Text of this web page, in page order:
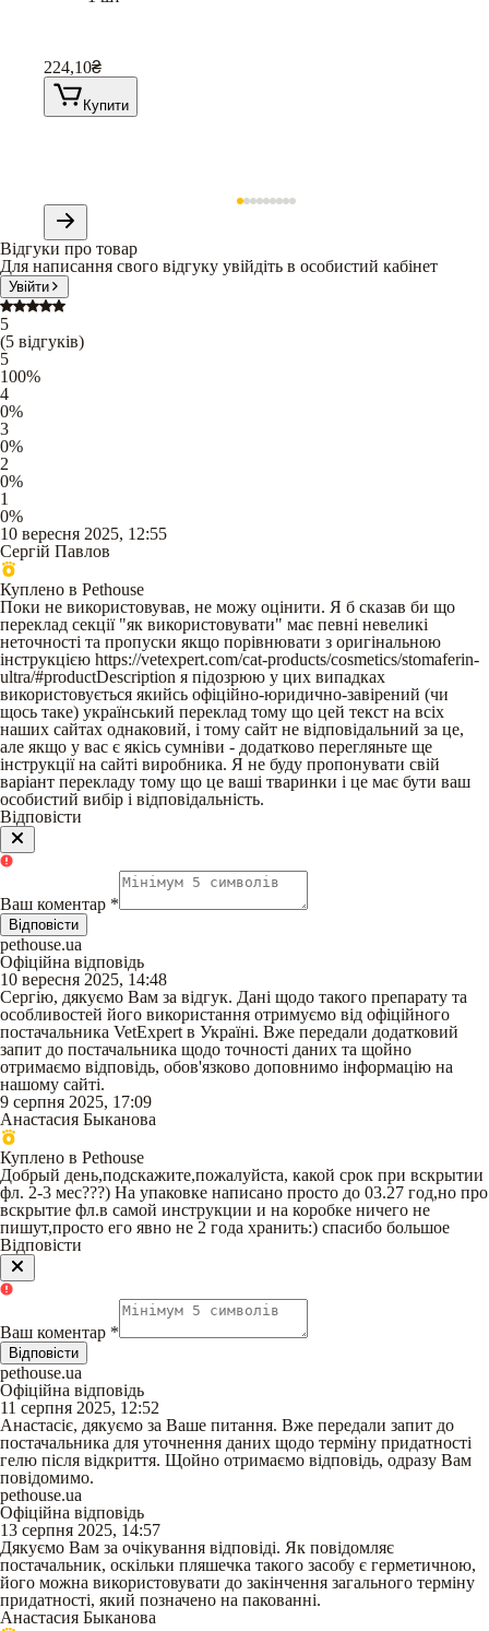
224,10₴
Купити
Відгуки про товар
Для написання свого відгуку увійдіть в особистий кабінет
Увійти
5
(5 відгуків)
5
100%
4
0%
3
0%
2
0%
1
0%
10 вересня 2025, 12:55
Сергій Павлов
Куплено в Pethouse
Поки не використовував, не можу оцінити. Я б сказав би що
переклад секції "як використовувати" має певні невеликі
неточності та пропуски якщо порівнювати з оригінальною
інструкцією https://vetexpert.com/cat-products/cosmetics/stomaferin-
ultra/#productDescription я підозрюю у цих випадках
використовується якийсь офіційно-юридично-завірений (чи
щось таке) український переклад тому що цей текст на всіх
наших сайтах однаковий, і тому сайт не відповідальний за це,
але якщо у вас є якісь сумніви - додатково перегляньте ще
інструкції на сайті виробника. Я не буду пропонувати свій
варіант перекладу тому що це ваші тваринки і це має бути ваш
особистий вибір і відповідальність.
Відповісти
Ваш коментар *
Відповісти
pethouse.ua
Офіційна відповідь
10 вересня 2025, 14:48
Сергію, дякуємо Вам за відгук. Дані щодо такого препарату та
особливостей його використання отримуємо від офіційного
постачальника VetExpert в Україні. Вже передали додатковий
запит до постачальника щодо точності даних та щойно
отримаємо відповідь, обов'язково доповнимо інформацію на
нашому сайті.
9 серпня 2025, 17:09
Анастасия Быканова
Куплено в Pethouse
Добрый день,подскажите,пожалуйста, какой срок при вскрытии
фл. 2-3 мес???) На упаковке написано просто до 03.27 год,но про
вскрытие фл.в самой инструкции и на коробке ничего не
пишут,просто его явно не 2 года хранить:) спасибо большое
Відповісти
Ваш коментар *
Відповісти
pethouse.ua
Офіційна відповідь
11 серпня 2025, 12:52
Анастасіє, дякуємо за Ваше питання. Вже передали запит до
постачальника для уточнення даних щодо терміну придатності
гелю після відкриття. Щойно отримаємо відповідь, одразу Вам
повідомимо.
pethouse.ua
Офіційна відповідь
13 серпня 2025, 14:57
Дякуємо Вам за очікування відповіді. Як повідомляє
постачальник, оскільки пляшечка такого засобу є герметичною,
його можна використовувати до закінчення загального терміну
придатності, який позначено на пакованні.
Анастасия Быканова